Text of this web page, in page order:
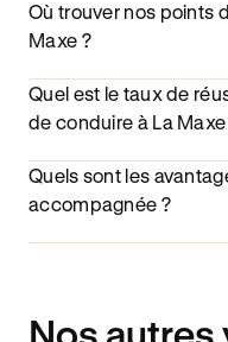
Où trouver nos points
Maxe ?
Quel est le taux de
de conduire à La Maxe
Quels sont les
accompagnée ?
Nos autres